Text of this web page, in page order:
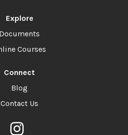
Explore
Documents
Courses
Connect
Blog
Contact Us